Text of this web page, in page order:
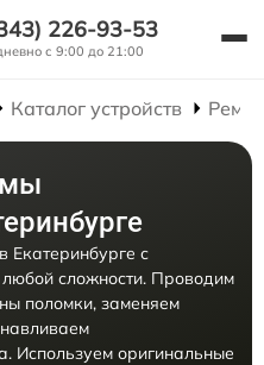
226-93-53
с 9:00 до 21:00
Каталог устройств
Екатеринбурге с
сложности. Проводим
поломки, заменяем
Используем оригинальные